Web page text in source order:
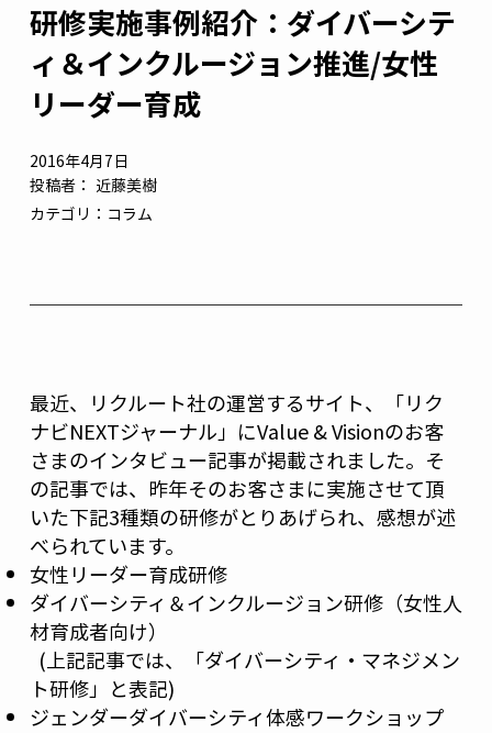
最近、リクルート社の運営するサイト、「リク
ナビNEXTジャーナル」にValue & Visionのお客
さまのインタビュー記事が掲載されました。そ
の記事では、昨年そのお客さまに実施させて頂
いた下記3種類の研修がとりあげられ、感想が述
べられています。
女性リーダー育成研修
ダイバーシティ＆インクルージョン研修（女性人
材育成者向け）
(上記記事では、「ダイバーシティ・マネジメン
ト研修」と表記)
ジェンダーダイバーシティ体感ワークショップ
2016年4月7日
投稿者：
コラム
カテゴリ：
近藤美樹
研修実施事例紹介：ダイバーシテ
ィ＆インクルージョン推進/女性
リーダー育成